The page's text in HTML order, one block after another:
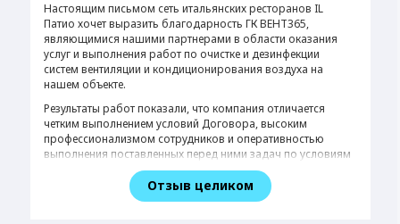
Настоящим письмом сеть итальянских ресторанов IL
Патио хочет выразить благодарность ГК ВЕНТ365,
являющимися нашими партнерами в области оказания
услуг и выполнения работ по очистке и дезинфекции
систем вентиляции и кондиционирования воздуха на
нашем объекте.
Результаты работ показали, что компания отличается
четким выполнением условий Договора, высоким
профессионализмом сотрудников и оперативностью
выполнения поставленных перед ними задач по условиям
договора. Все работы были выполнены качественно и в
срок без остановки нашего производственного процесса.